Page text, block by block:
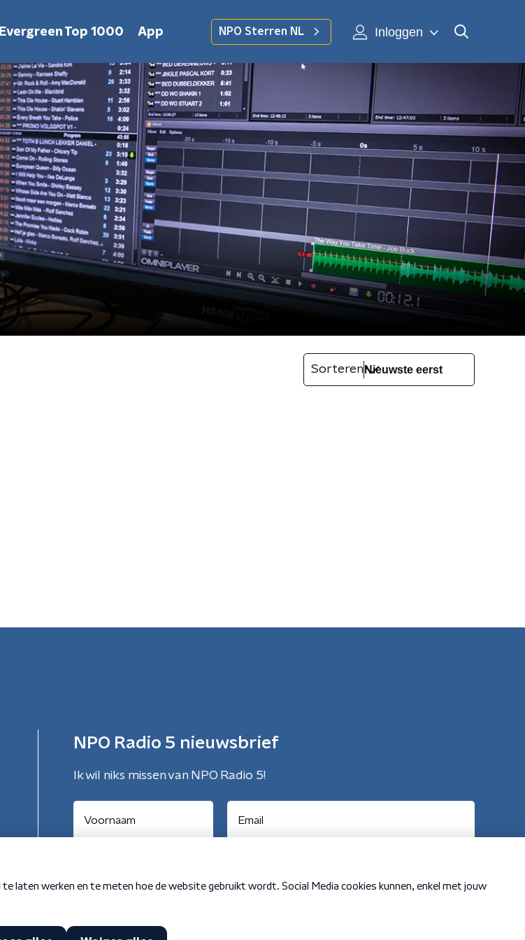
Evergreen Top 1000 App NPO Sterren NL Inloggen
Sorteren
NPO Radio 5 nieuwsbrief
Ik wil niks missen van NPO Radio 5!